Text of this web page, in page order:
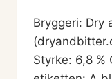
Bryggeri: Dry
Styrke: 6,8